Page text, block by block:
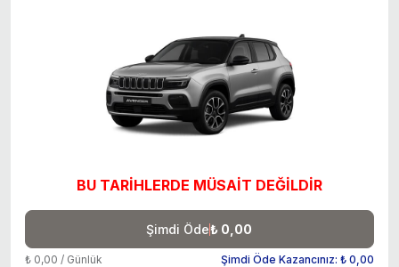
BU TARİHLERDE MÜSAİT DEĞİLDİR
Şimdi Öde₺ 0,00
₺ 0,00 / Günlük Şimdi Öde Kazancınız: ₺ 0,00